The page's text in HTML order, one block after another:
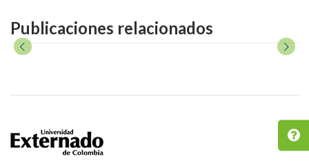
Publicaciones relacionados